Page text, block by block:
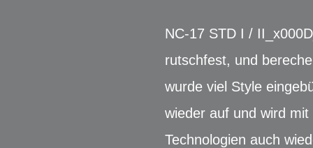
NC-17 STD I /
rutschfest, und
wurde viel Style
wieder auf und wird
Technologien auch